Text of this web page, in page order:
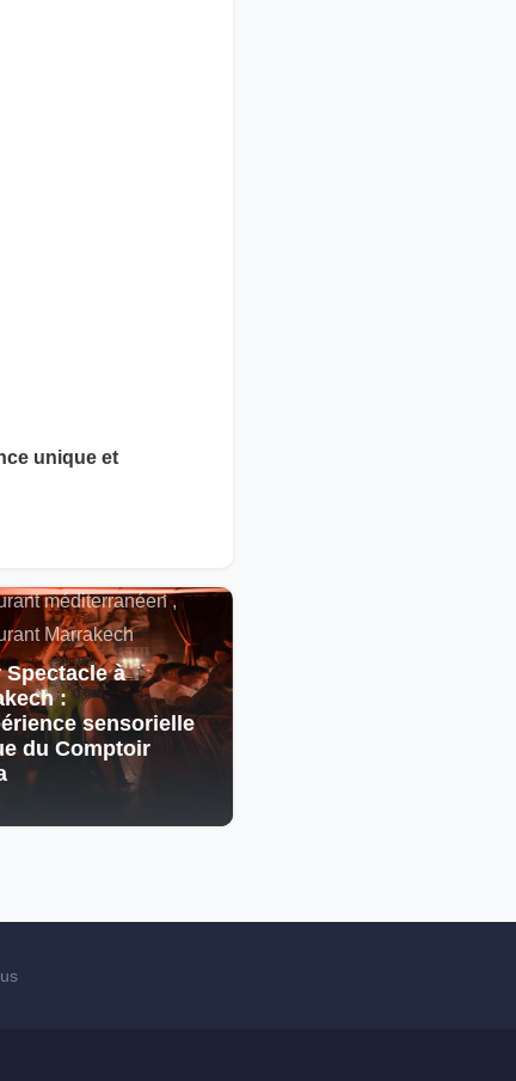
unique et
méditerranéen ,
Marrakech
Spectacle à
:
sensorielle
du Comptoir